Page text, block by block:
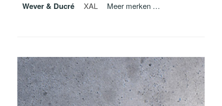
Wever & Ducré XAL Meer merken …